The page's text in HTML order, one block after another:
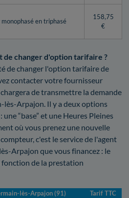
en triphasé
158,75
€
de changer d'option tarifaire ?
de changer l'option tarifaire de
contacter votre fournisseur
de transmettre la demande
lès-Arpajon. Il y a deux options
“base” et une Heures Pleines
où vous prenez une nouvelle
c'est le service de l'agent
Arpajon que vous financez : le
de la prestation
lès-Arpajon (91) Tarif TTC